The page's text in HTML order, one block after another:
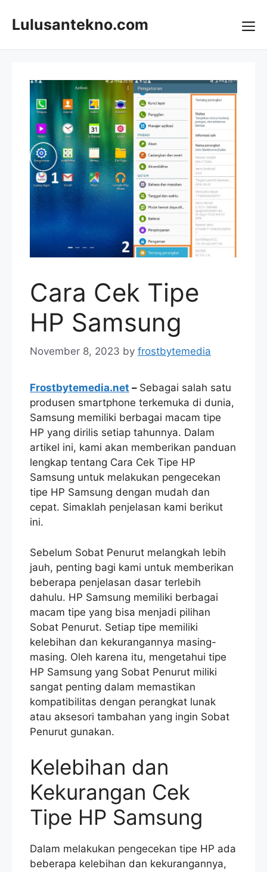
Lulusantekno.com
Cara Cek Tipe
HP Samsung
November 8, 2023 by frostbytemedia
Frostbytemedia.net – Sebagai salah satu
produsen smartphone terkemuka di dunia,
Samsung memiliki berbagai macam tipe
HP yang dirilis setiap tahunnya. Dalam
artikel ini, kami akan memberikan panduan
lengkap tentang Cara Cek Tipe HP
Samsung untuk melakukan pengecekan
tipe HP Samsung dengan mudah dan
cepat. Simaklah penjelasan kami berikut
ini.
Sebelum Sobat Penurut melangkah lebih
jauh, penting bagi kami untuk memberikan
beberapa penjelasan dasar terlebih
dahulu. HP Samsung memiliki berbagai
macam tipe yang bisa menjadi pilihan
Sobat Penurut. Setiap tipe memiliki
kelebihan dan kekurangannya masing-
masing. Oleh karena itu, mengetahui tipe
HP Samsung yang Sobat Penurut miliki
sangat penting dalam memastikan
kompatibilitas dengan perangkat lunak
atau aksesori tambahan yang ingin Sobat
Penurut gunakan.
Kelebihan dan
Kekurangan Cek
Tipe HP Samsung
Dalam melakukan pengecekan tipe HP ada
beberapa kelebihan dan kekurangannya,